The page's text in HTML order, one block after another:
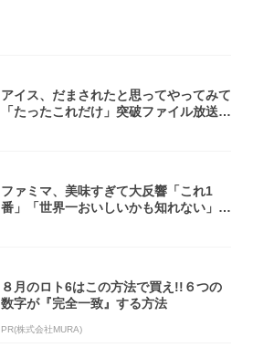
アイス、だまされたと思ってやってみて
「たったこれだけ」突破ファイル放送で
ファミマ、美味すぎて大反響「これ1
番」「世界一おいしいかも知れない」
８月のロト6はこの方法で買え!!６つの
数字が『完全一致』する方法
PR(株式会社MURA)